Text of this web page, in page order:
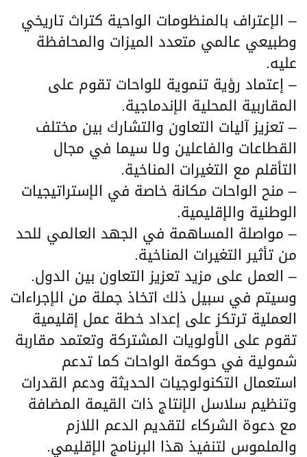
– الإعتراف بالمنظومات الواحية كتراث تاريخي
وطبيعي عالمي متعدد الميزات والمحافظة
عليه.
– إعتماد رؤية تنموية للواحات تقوم على
المقاربية المحلية الإندماجية.
– تعزيز آليات التعاون والتشارك بين مختلف
القطاعات والفاعلين ولا سيما في مجال
التأقلم مع التغيرات المناخية.
– منح الواحات مكانة خاصة في الإستراتيجيات
الوطنية والإقليمية.
– مواصلة المساهمة في الجهد العالمي للحد
من تأثير التغيرات المناخية.
– العمل على مزيد تعزيز التعاون بين الدول.
وسيتم في سبيل ذلك اتخاذ جملة من الإجراءات
العملية ترتكز على إعداد خطة عمل إقليمية
تقوم على الأولويات المشتركة وتعتمد مقاربة
شمولية في حوكمة الواحات كما تدعم
استعمال التكنولوجيات الحديثة ودعم القدرات
وتنظيم سلاسل الإنتاج ذات القيمة المضافة
مع دعوة الشركاء لتقديم الدعم اللازم
والملموس لتنفيذ هذا البرنامج الإقليمي.